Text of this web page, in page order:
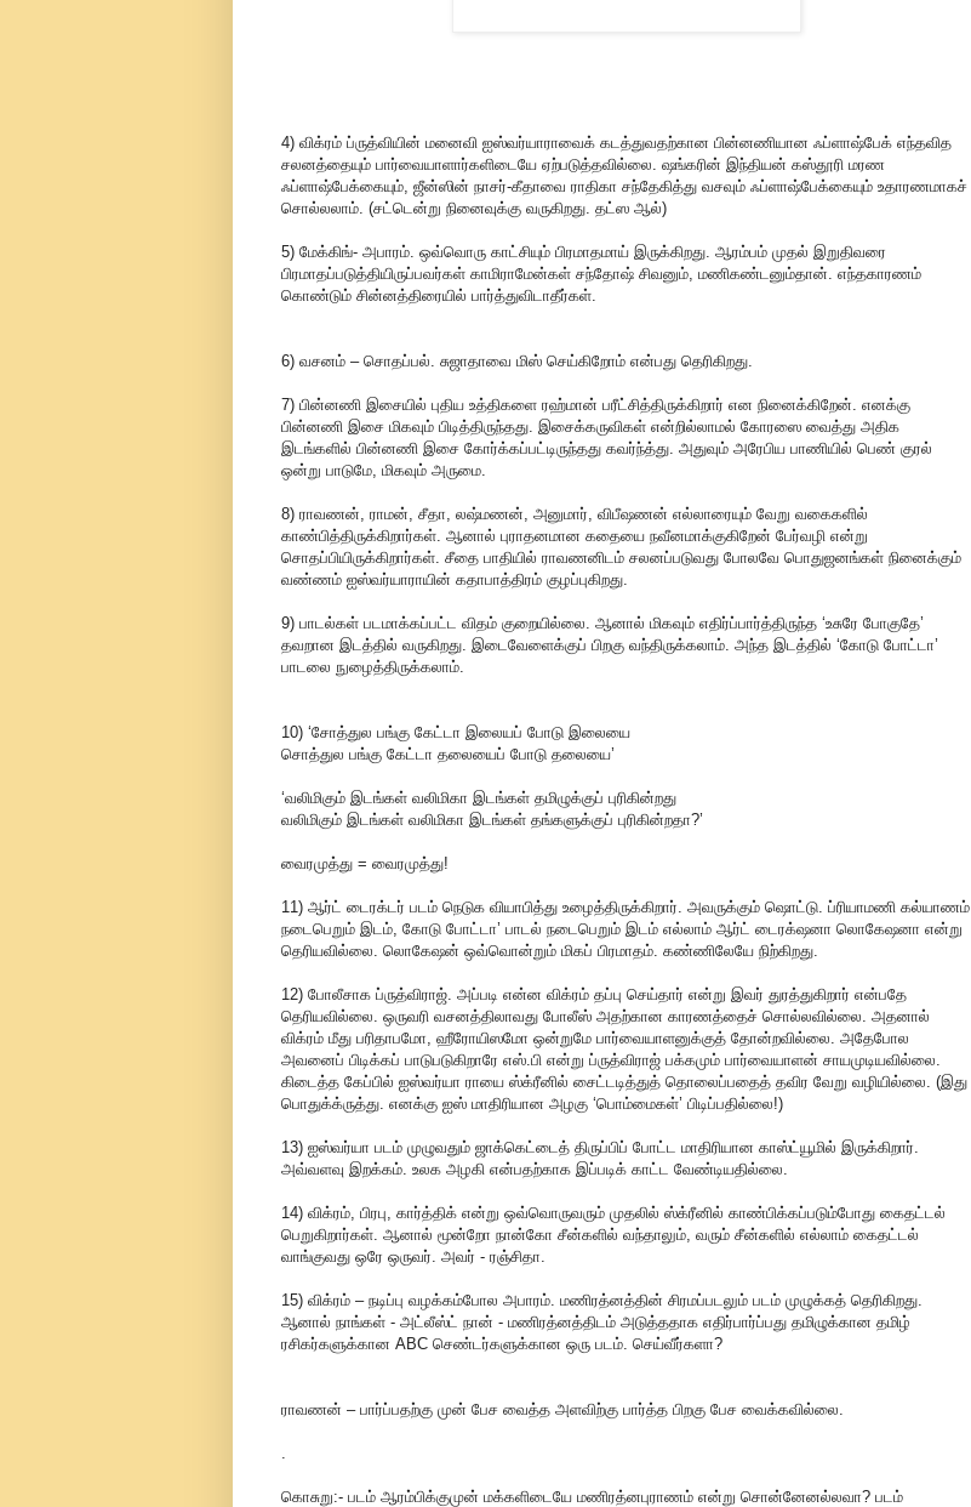
4) விக்ரம் ப்ருத்வியின் மனைவி ஐஸ்வர்யாராவைக் கடத்துவதற்கான பின்னணியான ஃப்ளாஷ்பேக் எந்தவித
சலனத்தையும் பார்வையாளார்களிடையே ஏற்படுத்தவில்லை. ஷங்கரின் இந்தியன் கஸ்தூரி மரண
ஃப்ளாஷ்பேக்கையும், ஜீன்ஸின் நாசர்-கீதாவை ராதிகா சந்தேகித்து வசவும் ஃப்ளாஷ்பேக்கையும் உதாரணமாகச்
சொல்லலாம். (சட்டென்று நினைவுக்கு வருகிறது. தட்ஸ ஆல்)
5) மேக்கிங்- அபாரம். ஒவ்வொரு காட்சியும் பிரமாதமாய் இருக்கிறது. ஆரம்பம் முதல் இறுதிவரை
பிரமாதப்படுத்தியிருப்பவர்கள் காமிராமேன்கள் சந்தோஷ் சிவனும், மணிகண்டனும்தான். எந்தகாரணம்
கொண்டும் சின்னத்திரையில் பார்த்துவிடாதீர்கள்.
6) வசனம் – சொதப்பல். சுஜாதாவை மிஸ் செய்கிறோம் என்பது தெரிகிறது.
7) பின்னணி இசையில் புதிய உத்திகளை ரஹ்மான் பரீட்சித்திருக்கிறார் என நினைக்கிறேன். எனக்கு
பின்னணி இசை மிகவும் பிடித்திருந்தது. இசைக்கருவிகள் என்றில்லாமல் கோரஸை வைத்து அதிக
இடங்களில் பின்னணி இசை கோர்க்கப்பட்டிருந்தது கவர்ந்த்து. அதுவும் அரேபிய பாணியில் பெண் குரல்
ஒன்று பாடுமே, மிகவும் அருமை.
8) ராவணன், ராமன், சீதா, லஷ்மணன், அனுமார், விபீஷணன் எல்லாரையும் வேறு வகைகளில்
காண்பித்திருக்கிறார்கள். ஆனால் புராதனமான கதையை நவீனமாக்குகிறேன் பேர்வழி என்று
சொதப்பியிருக்கிறார்கள். சீதை பாதியில் ராவணனிடம் சலனப்படுவது போலவே பொதுஜனங்கள் நினைக்கும்
வண்ணம் ஐஸ்வர்யாராயின் கதாபாத்திரம் குழப்புகிறது.
9) பாடல்கள் படமாக்கப்பட்ட விதம் குறையில்லை. ஆனால் மிகவும் எதிர்ப்பார்த்திருந்த ‘உசுரே போகுதே’
தவறான இடத்தில் வருகிறது. இடைவேளைக்குப் பிறகு வந்திருக்கலாம். அந்த இடத்தில் ‘கோடு போட்டா’
பாடலை நுழைத்திருக்கலாம்.
10) ‘சோத்துல பங்கு கேட்டா இலையப் போடு இலையை
சொத்துல பங்கு கேட்டா தலையைப் போடு தலையை’
‘வலிமிகும் இடங்கள் வலிமிகா இடங்கள் தமிழுக்குப் புரிகின்றது
வலிமிகும் இடங்கள் வலிமிகா இடங்கள் தங்களுக்குப் புரிகின்றதா?’
வைரமுத்து = வைரமுத்து!
11) ஆர்ட் டைரக்டர் படம் நெடுக வியாபித்து உழைத்திருக்கிறார். அவருக்கும் ஷொட்டு. ப்ரியாமணி கல்யாணம்
நடைபெறும் இடம், கோடு போட்டா’ பாடல் நடைபெறும் இடம் எல்லாம் ஆர்ட் டைரக்‌ஷனா லொகேஷனா என்று
தெரியவில்லை. லொகேஷன் ஒவ்வொன்றும் மிகப் பிரமாதம். கண்ணிலேயே நிற்கிறது.
12) போலீசாக ப்ருத்விராஜ். அப்படி என்ன விக்ரம் தப்பு செய்தார் என்று இவர் துரத்துகிறார் என்பதே
தெரியவில்லை. ஒருவரி வசனத்திலாவது போலீஸ் அதற்கான காரணத்தைச் சொல்லவில்லை. அதனால்
விக்ரம் மீது பரிதாபமோ, ஹீரோயிஸமோ ஒன்றுமே பார்வையாளனுக்குத் தோன்றவில்லை. அதேபோல
அவனைப் பிடிக்கப் பாடுபடுகிறாரே எஸ்.பி என்று ப்ருத்விராஜ் பக்கமும் பார்வையாளன் சாயமுடியவில்லை.
கிடைத்த கேப்பில் ஐஸ்வர்யா ராயை ஸ்க்ரீனில் சைட்டடித்துத் தொலைப்பதைத் தவிர வேறு வழியில்லை. (இது
பொதுக்க்ருத்து. எனக்கு ஐஸ் மாதிரியான அழகு ‘பொம்மைகள்’ பிடிப்பதில்லை!)
13) ஐஸ்வர்யா படம் முழுவதும் ஜாக்கெட்டைத் திருப்பிப் போட்ட மாதிரியான காஸ்ட்யூமில் இருக்கிறார்.
அவ்வளவு இறக்கம். உலக அழகி என்பதற்காக இப்படிக் காட்ட வேண்டியதில்லை.
14) விக்ரம், பிரபு, கார்த்திக் என்று ஒவ்வொருவரும் முதலில் ஸ்க்ரீனில் காண்பிக்கப்படும்போது கைதட்டல்
பெறுகிறார்கள். ஆனால் மூன்றோ நான்கோ சீன்களில் வந்தாலும், வரும் சீன்களில் எல்லாம் கைதட்டல்
வாங்குவது ஒரே ஒருவர். அவர் - ரஞ்சிதா.
15) விக்ரம் – நடிப்பு வழக்கம்போல அபாரம். மணிரத்னத்தின் சிரமப்படலும் படம் முழுக்கத் தெரிகிறது.
ஆனால் நாங்கள் - அட்லீஸ்ட் நான் - மணிரத்னத்திடம் அடுத்ததாக எதிர்பார்ப்பது தமிழுக்கான தமிழ்
ரசிகர்களுக்கான ABC செண்டர்களுக்கான ஒரு படம். செய்வீர்களா?
ராவணன் – பார்ப்பதற்கு முன் பேச வைத்த அளவிற்கு பார்த்த பிறகு பேச வைக்கவில்லை.
கொசுறு:- படம் ஆரம்பிக்குமுன் மக்களிடையே மணிரத்னபுராணம் என்று சொன்னேனல்லவா? படம்